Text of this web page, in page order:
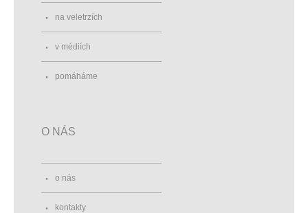
na veletrzích
v médiích
pomáháme
O NÁS
o nás
kontakty